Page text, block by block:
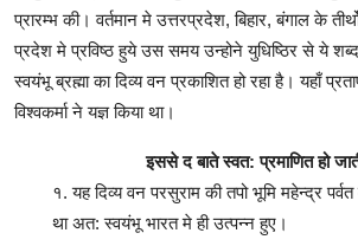
प्रारम्भ की। वर्तमान मे उत्तरप्रदेश, बिहार, बंगाल के
प्रदेश मे प्रविष्ठ हुये उस समय उन्होने युधिष्ठिर से ये
स्वयंभू ब्रह्मा का दिव्य वन प्रकाशित हो रहा है। यहाँ
विश्वकर्मा ने यज्ञ किया था।
इससे द बाते स्वत: प्रमाणित हो
१. यह दिव्य वन परसुराम की तपो भूमि महेन्द्र
था अत: स्वयंभू भारत मे ही उत्पन्न हुए।